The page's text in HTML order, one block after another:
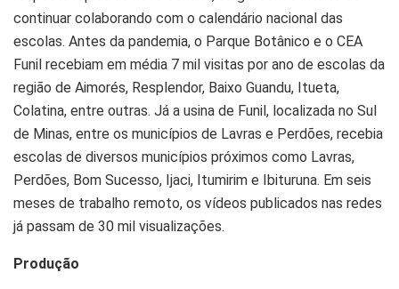
continuar colaborando com o calendário nacional das
escolas. Antes da pandemia, o Parque Botânico e o CEA
Funil recebiam em média 7 mil visitas por ano de escolas da
região de Aimorés, Resplendor, Baixo Guandu, Itueta,
Colatina, entre outras. Já a usina de Funil, localizada no Sul
de Minas, entre os municípios de Lavras e Perdões, recebia
escolas de diversos municípios próximos como Lavras,
Perdões, Bom Sucesso, Ijaci, Itumirim e Ibituruna. Em seis
meses de trabalho remoto, os vídeos publicados nas redes
já passam de 30 mil visualizações.
Produção